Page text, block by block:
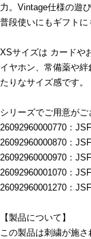
力。Vintage仕様の遊
普段使いにもギフトに
XSサイズは カードや
イヤホン、常備薬や
たりなサイズ感です。
シリーズでご用意がご
26092960000770：
26092960000870：
26092960000970：
26092960001070：
26092960001270：
【製品について】
この製品は刺繍が施さ